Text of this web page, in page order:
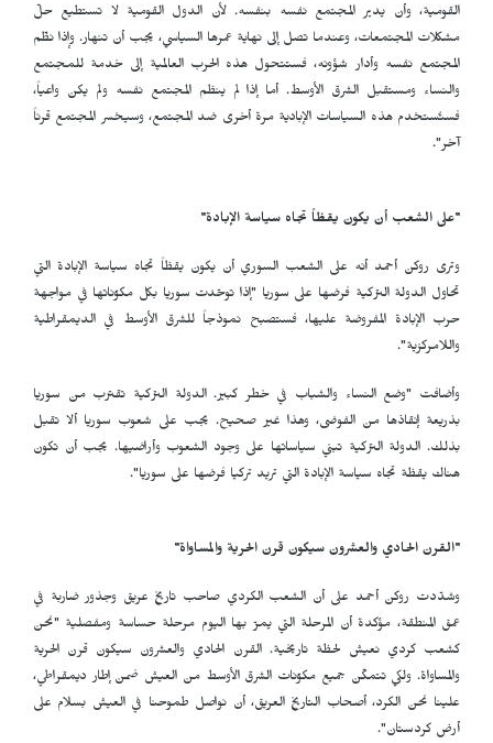
القومية، وأن يدير المجتمع نفسه بنفسه. لأن الدول القومية لا تستطيع حلّ
مشكلات المجتمعات، وعندما تصل إلى نهاية عمرها السياسي، يجب أن تنهار. وإذا نظّم
المجتمع نفسه وأدار شؤونه، فستتحول هذه الحرب العالمية إلى خدمة للمجتمع
والنساء ومستقبل الشرق الأوسط. أما إذا لم ينظم المجتمع نفسه ولم يكن واعياً،
فستُستخدم هذه السياسات الإبادية مرة أخرى ضد المجتمع، وسيخسر المجتمع قرناً
آخر".
"على الشعب أن يكون يقظاً تجاه سياسة الإبادة"
وترى روكن أحمد أنه على الشعب السوري أن يكون يقظاً تجاه سياسة الإبادة التي
تحاول الدولة التركية فرضها على سوريا "إذا توحّدت سوريا بكل مكوّناتها في مواجهة
حرب الإبادة المفروضة عليها، فستصبح نموذجاً للشرق الأوسط في الديمقراطية
واللامركزية".
وأضافت "وضع النساء والشباب في خطر كبير. الدولة التركية تقترب من سوريا
بذريعة إنقاذها من الفوضى، وهذا غير صحيح. يجب على شعوب سوريا ألا تقبل
بذلك. الدولة التركية تبني سياساتها على وجود الشعوب وأراضيها. يجب أن تكون
هناك يقظة تجاه سياسة الإبادة التي تريد تركيا فرضها على سوريا".
"القرن الحادي والعشرون سيكون قرن الحرية والمساواة"
وشدّدت روكن أحمد على أن الشعب الكردي صاحب تاريخ عريق وجذور ضاربة في
عمق المنطقة، مؤكدة أن المرحلة التي يمرّ بها اليوم مرحلة حساسة ومفصلية "نحن
كشعب كردي نعيش لحظة تاريخية. القرن الحادي والعشرون سيكون قرن الحرية
والمساواة. ولكي تتمكّن جميع مكوّنات الشرق الأوسط من العيش ضمن إطار ديمقراطي،
علينا نحن الكرد، أصحاب التاريخ العريق، أن نواصل طموحنا في العيش بسلام على
أرض كردستان".